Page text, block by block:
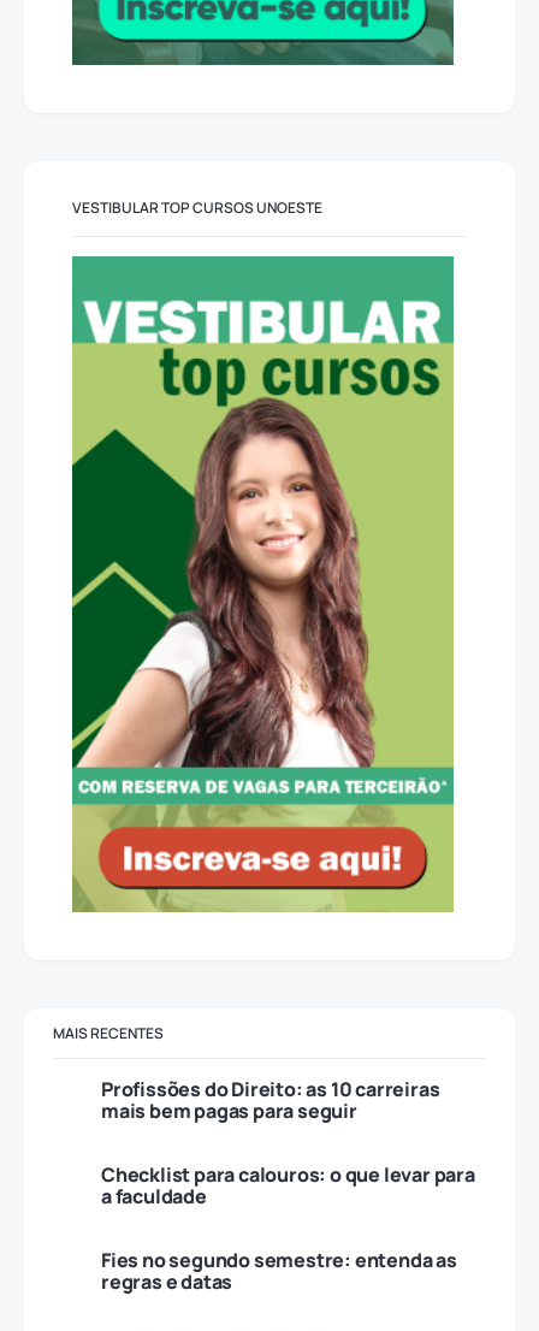
VESTIBULAR TOP CURSOS UNOESTE
MAIS RECENTES
Profissões do Direito: as 10 carreiras
mais bem pagas para seguir
Checklist para calouros: o que levar para
a faculdade
Fies no segundo semestre: entenda as
regras e datas